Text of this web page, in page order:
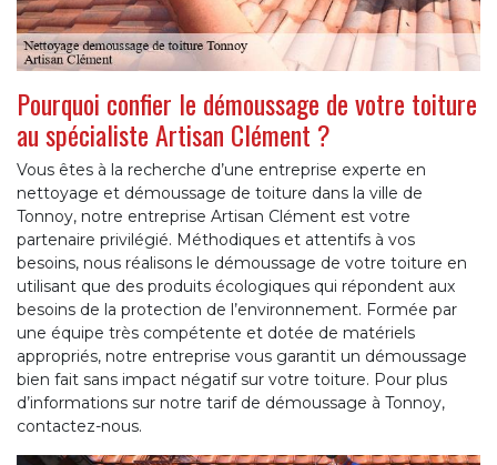
Pourquoi confier le démoussage de votre toiture
au spécialiste Artisan Clément ?
Vous êtes à la recherche d’une entreprise experte en
nettoyage et démoussage de toiture dans la ville de
Tonnoy, notre entreprise Artisan Clément est votre
partenaire privilégié. Méthodiques et attentifs à vos
besoins, nous réalisons le démoussage de votre toiture en
utilisant que des produits écologiques qui répondent aux
besoins de la protection de l’environnement. Formée par
une équipe très compétente et dotée de matériels
appropriés, notre entreprise vous garantit un démoussage
bien fait sans impact négatif sur votre toiture. Pour plus
d’informations sur notre tarif de démoussage à Tonnoy,
contactez-nous.